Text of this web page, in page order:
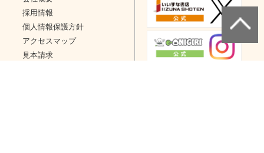
採用情報
個人情報保護方針
アクセスマップ
見本請求